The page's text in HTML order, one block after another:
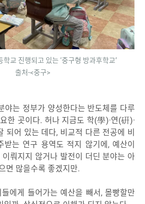
학교 진행되고 있는 ‘중구형 방과후학교’
출처-<중구>
야는 정부가 양성한다는 반도체를 다루
한 곳이다. 허나 지금도 학(學)·연(硏)·
되어 있는 데다, 비교적 다른 전공에 비
받는 연구 용역도 적지 않기에, 예산이
뤄지지 않거나 발전이 더딘 분야는 아
면 많을수록 좋겠지만.
들에게 들어가는 예산을 빼서, 몰빵할만